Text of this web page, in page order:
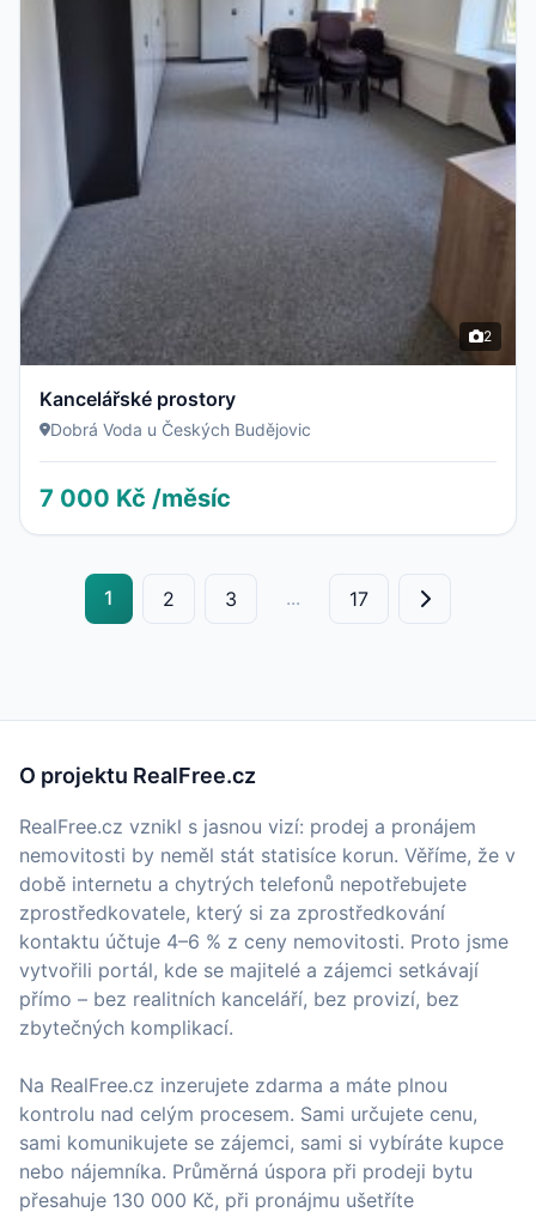
2
Kancelářské prostory
Dobrá Voda u Českých Budějovic
7 000 Kč /měsíc
1 2 3 ... 17
O projektu RealFree.cz
RealFree.cz vznikl s jasnou vizí: prodej a pronájem
nemovitosti by neměl stát statisíce korun. Věříme, že v
době internetu a chytrých telefonů nepotřebujete
zprostředkovatele, který si za zprostředkování
kontaktu účtuje 4–6 % z ceny nemovitosti. Proto jsme
vytvořili portál, kde se majitelé a zájemci setkávají
přímo – bez realitních kanceláří, bez provizí, bez
zbytečných komplikací.
Na RealFree.cz inzerujete zdarma a máte plnou
kontrolu nad celým procesem. Sami určujete cenu,
sami komunikujete se zájemci, sami si vybíráte kupce
nebo nájemníka. Průměrná úspora při prodeji bytu
přesahuje 130 000 Kč, při pronájmu ušetříte